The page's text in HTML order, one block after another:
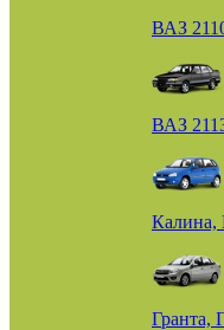
ВАЗ
ВАЗ
Калина,
Гранта,